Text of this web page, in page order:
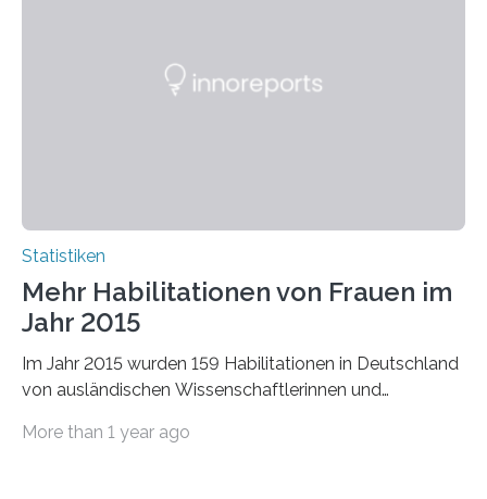
Statistiken
Mehr Habilitationen von Frauen im
Jahr 2015
Im Jahr 2015 wurden 159 Habilitationen in Deutschland
von ausländischen Wissenschaftlerinnen und
More than 1 year ago